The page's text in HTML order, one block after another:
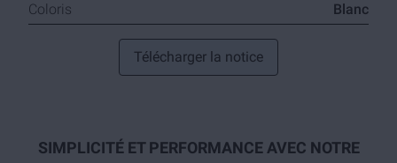
Coloris
Blanc
Télécharger la notice
SIMPLICITÉ ET PERFORMANCE AVEC NOTRE